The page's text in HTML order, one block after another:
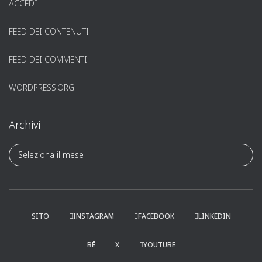
ACCEDI
FEED DEI CONTENUTI
FEED DEI COMMENTI
WORDPRESS.ORG
Archivi
A
r
h
SITO INSTAGRAM FACEBOOK LINKEDIN
BĒ X YOUTUBE